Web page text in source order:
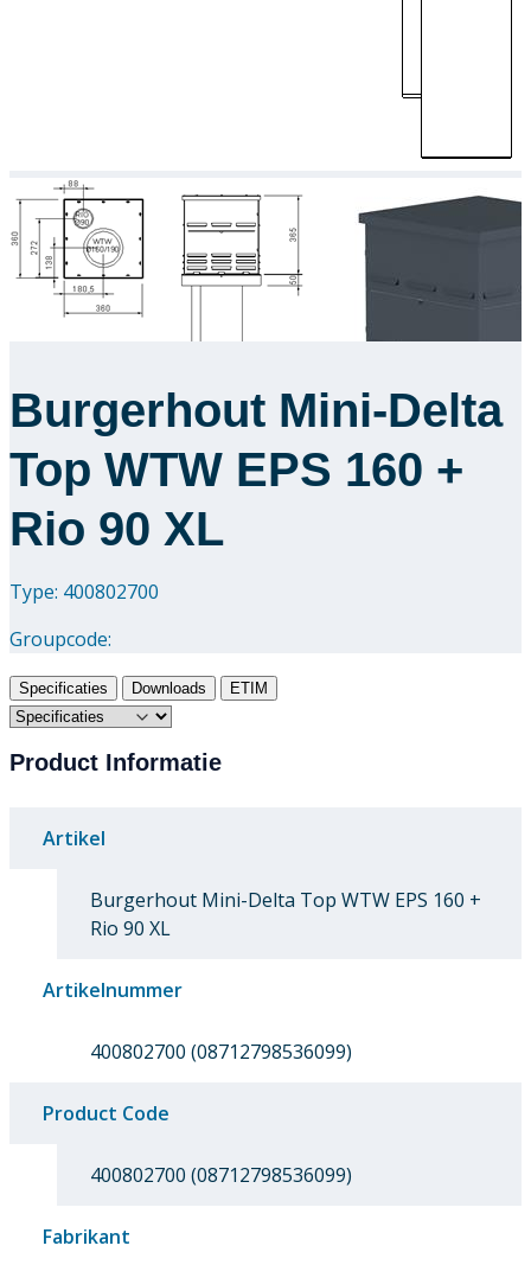
Burgerhout Mini-Delta
Top WTW EPS 160 +
Rio 90 XL
Type: 400802700
Groupcode:
Specificaties Downloads ETIM
Product Informatie
Artikel
Burgerhout Mini-Delta Top WTW EPS 160 +
Rio 90 XL
Artikelnummer
400802700 (08712798536099)
Product Code
400802700 (08712798536099)
Fabrikant